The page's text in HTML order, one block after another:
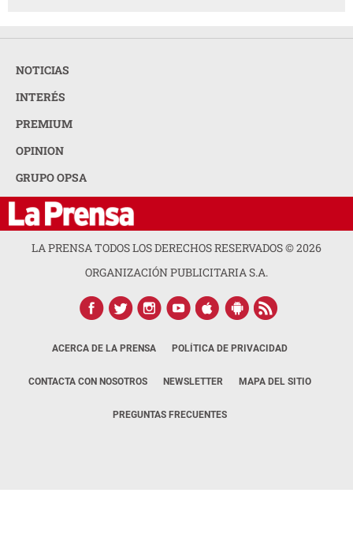
NOTICIAS
INTERÉS
PREMIUM
OPINION
GRUPO OPSA
LA PRENSA TODOS LOS DERECHOS RESERVADOS ©2026
ORGANIZACIÓN PUBLICITARIA S.A.
ACERCA DE LA PRENSA POLÍTICA DE PRIVACIDAD
CONTACTA CON NOSOTROS NEWSLETTER MAPA DEL SITIO
PREGUNTAS FRECUENTES